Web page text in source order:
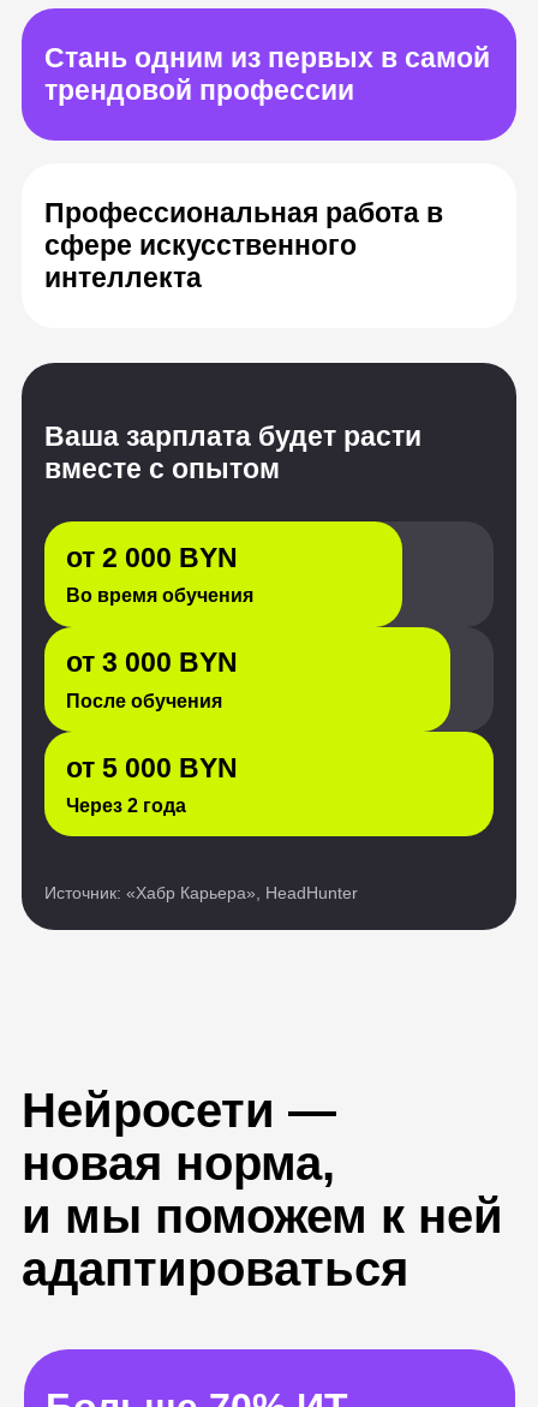
Ваша зарплата будет расти
вместе с опытом
После обучения
от 5 000 BYN
Источник: «Хабр Карьера», HeadHunter
интеллекта
Нейросети —
новая норма,
и мы поможем к ней
адаптироваться
специалистов
используют ИИ
в работе
На бонусном курсе «AI‑помощники
для IT‑специалистов: ChatGPT и
аналоги» вы узнаете, как с помощью
его на ошибки. Автоматизируете